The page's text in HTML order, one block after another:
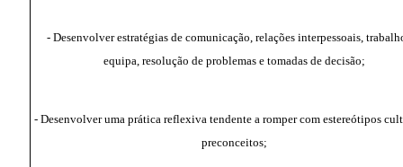
- Desenvolver estratégias de comunicação, relações interpessoais,
equipa, resolução de problemas e tomadas de decisão;
- Desenvolver uma prática reflexiva tendente a romper com estereótipos
preconceitos;